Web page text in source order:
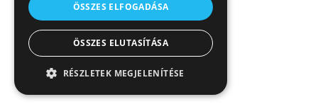
ÖSSZES ELFOGADÁSA
ÖSSZES ELUTASÍTÁSA
RÉSZLETEK MEGJELENÍTÉSE